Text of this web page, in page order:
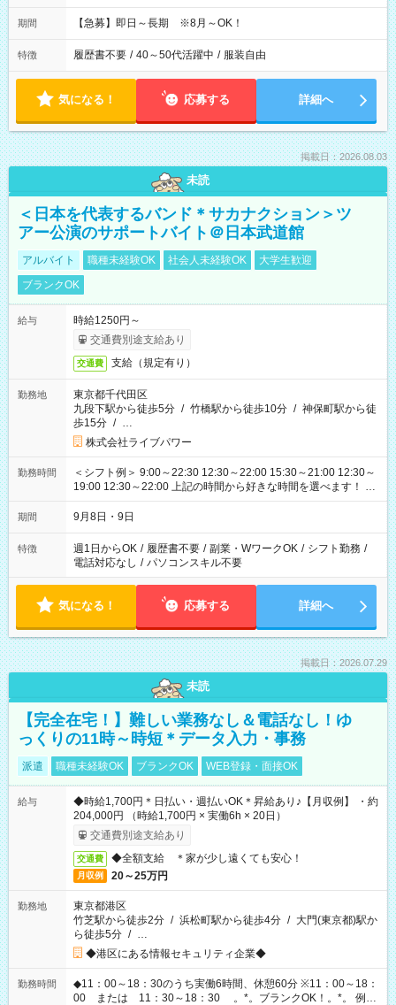
期間 【急募】即日～長期 ※8月～OK！
特徴 履歴書不要 / 40～50代活躍中 / 服装自由
気になる！ 応募する 詳細へ
掲載日：2026.08.03
未読
＜日本を代表するバンド＊サカナクション＞ツ
アー公演のサポートバイト＠日本武道館
アルバイト 職種未経験OK 社会人未経験OK
大学生歓迎
ブランクOK
給与
時給1250円～
交通費別途支給あり
交通費 支給（規定有り）
勤務地
東京都千代田区
九段下駅から徒歩5分 / 竹橋駅から徒歩10分 / 神保町駅から徒
歩15分 / …
株式会社ライブパワー
勤務時間
＜シフト例＞ 9:00～22:30 12:30～22:00 15:30～21:00 12:30～
19:00 12:30～22:00 上記の時間から好きな時間を選べます！ ※
時間は変更となる可能性があります
期間 9月8日・9日
特徴 週1日からOK / 履歴書不要 / 副業・WワークOK / シフト勤務 /
電話対応なし / パソコンスキル不要
気になる！ 応募する 詳細へ
掲載日：2026.07.29
未読
【完全在宅！】難しい業務なし＆電話なし！ゆ
っくりの11時～時短＊データ入力・事務
派遣 職種未経験OK ブランクOK WEB登録・面接OK
給与
◆時給1,700円＊日払い・週払いOK＊昇給あり♪【月収例】 ・約
204,000円 （時給1,700円 × 実働6h × 20日）
交通費別途支給あり
交通費 ◆全額支給 ＊家が少し遠くても安心！
月収例 20～25万円
勤務地
東京都港区
竹芝駅から徒歩2分 / 浜松町駅から徒歩4分 / 大門(東京都)駅か
ら徒歩5分 / …
◆港区にある情報セキュリティ企業◆
勤務時間
◆11：00～18：30のうち実働6時間、休憩60分 ※11：00～18：
00 または 11：30～18：30 。*。ブランクOK！。*。 例え